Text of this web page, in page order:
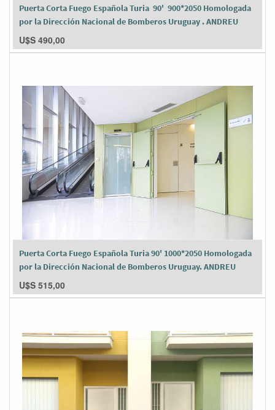
Puerta Corta Fuego Española Turia 90' 900*2050 Homologada
por la Dirección Nacional de Bomberos Uruguay . ANDREU
U$S 490,00
Puerta Corta Fuego Española Turia 90' 1000*2050 Homologada
por la Dirección Nacional de Bomberos Uruguay. ANDREU
U$S 515,00